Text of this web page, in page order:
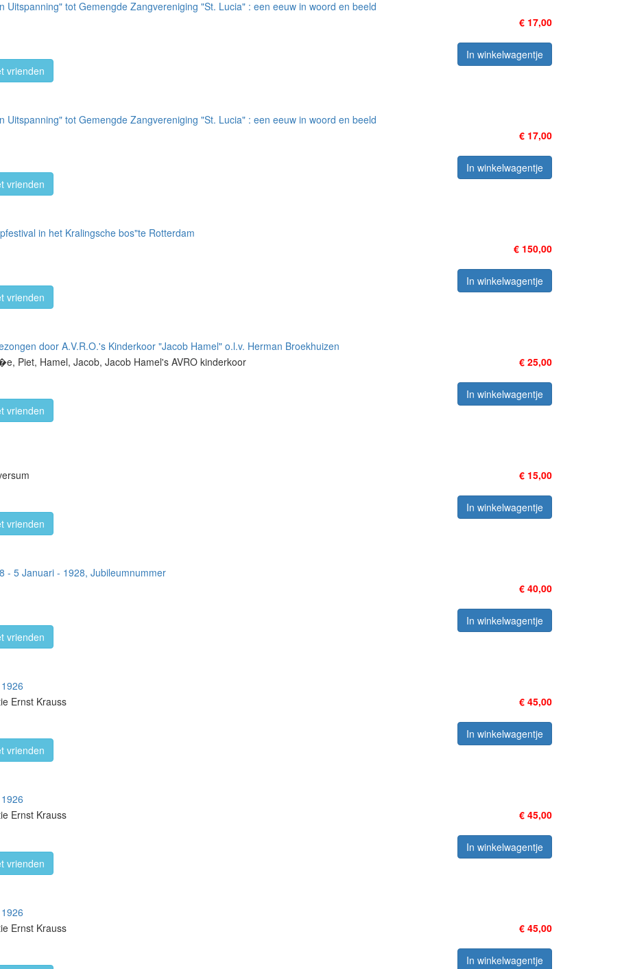
Uitspanning" tot Gemengde Zangvereniging "St. Lucia" : een eeuw in woord en beeld
€ 17,00
In winkelwagentje
vrienden
Uitspanning" tot Gemengde Zangvereniging "St. Lucia" : een eeuw in woord en beeld
€ 17,00
In winkelwagentje
vrienden
in het Kralingsche bos"te Rotterdam
€ 150,00
In winkelwagentje
vrienden
door A.V.R.O.'s Kinderkoor "Jacob Hamel" o.l.v. Herman Broekhuizen
Piet, Hamel, Jacob, Jacob Hamel's AVRO kinderkoor
€ 25,00
In winkelwagentje
vrienden
€ 15,00
In winkelwagentje
vrienden
- 5 Januari - 1928, Jubileumnummer
€ 40,00
In winkelwagentje
vrienden
Ernst Krauss
€ 45,00
In winkelwagentje
vrienden
Ernst Krauss
€ 45,00
In winkelwagentje
vrienden
Ernst Krauss
€ 45,00
In winkelwagentje